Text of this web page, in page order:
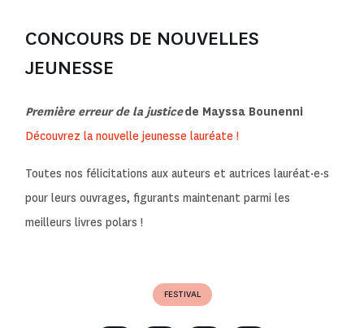
CONCOURS DE NOUVELLES
JEUNESSE
Première erreur de la justicede Mayssa Bounenni
Découvrez la nouvelle jeunesse lauréate !
Toutes nos félicitations aux auteurs et autrices lauréat·e·s
pour leurs ouvrages, figurants maintenant parmi les
meilleurs livres polars !
FESTIVAL